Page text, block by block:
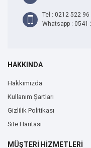
Tel : 0212 522 96
Whatsapp : 0541
HAKKINDA
Hakkımızda
Kullanım Şartları
Gizlilik Politikası
Site Haritası
MÜŞTERİ HİZMETLERİ